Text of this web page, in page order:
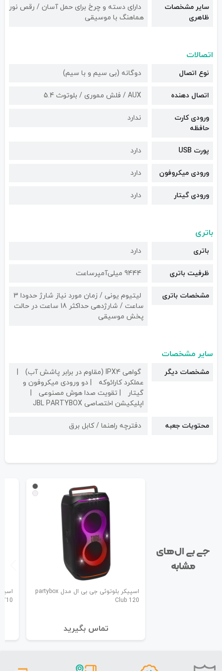
سایر مشخصات
ظاهری
دارای دسته و چرخ برای حمل آسان / رقص نور
هماهنگ با موسیقی
اتصالات
نوع اتصال دوگانه (بی سیم و با سیم)
اتصال دهنده AUX / فلش مموری / بلوتوث 5.4
ورودی کارت
حافظه
ندارد
پورت USB دارد
ورودی میکروفون دارد
ورودی گیتار دارد
باتری
باتری دارد
ظرفیت باتری 9444 میلی‌آمپرساعت
مشخصات باتری
لیتیوم یونی / زمان مورد نیاز شارژ حدودا 3
ساعت / شارژدهی حداکثر 18 ساعت در حالت
پخش موسیقی
سایر مشخصات
مشخصات دیگر
گواهی IPX4 (مقاوم در برابر پاشش آب)
عملکرد کارائوکه
دو ورودی میکروفون و
گیتار
تقویت صدا هوش مصنوعی
اپلیکیشن اختصاصی JBL PARTYBOX
محتویات جعبه دفترچه راهنما / کابل برق
جی بی ال‌های
مشابه
اسپیکر بلوتوثی جی بی ال مدل partybox
Club 120
تماس بگیرید
710